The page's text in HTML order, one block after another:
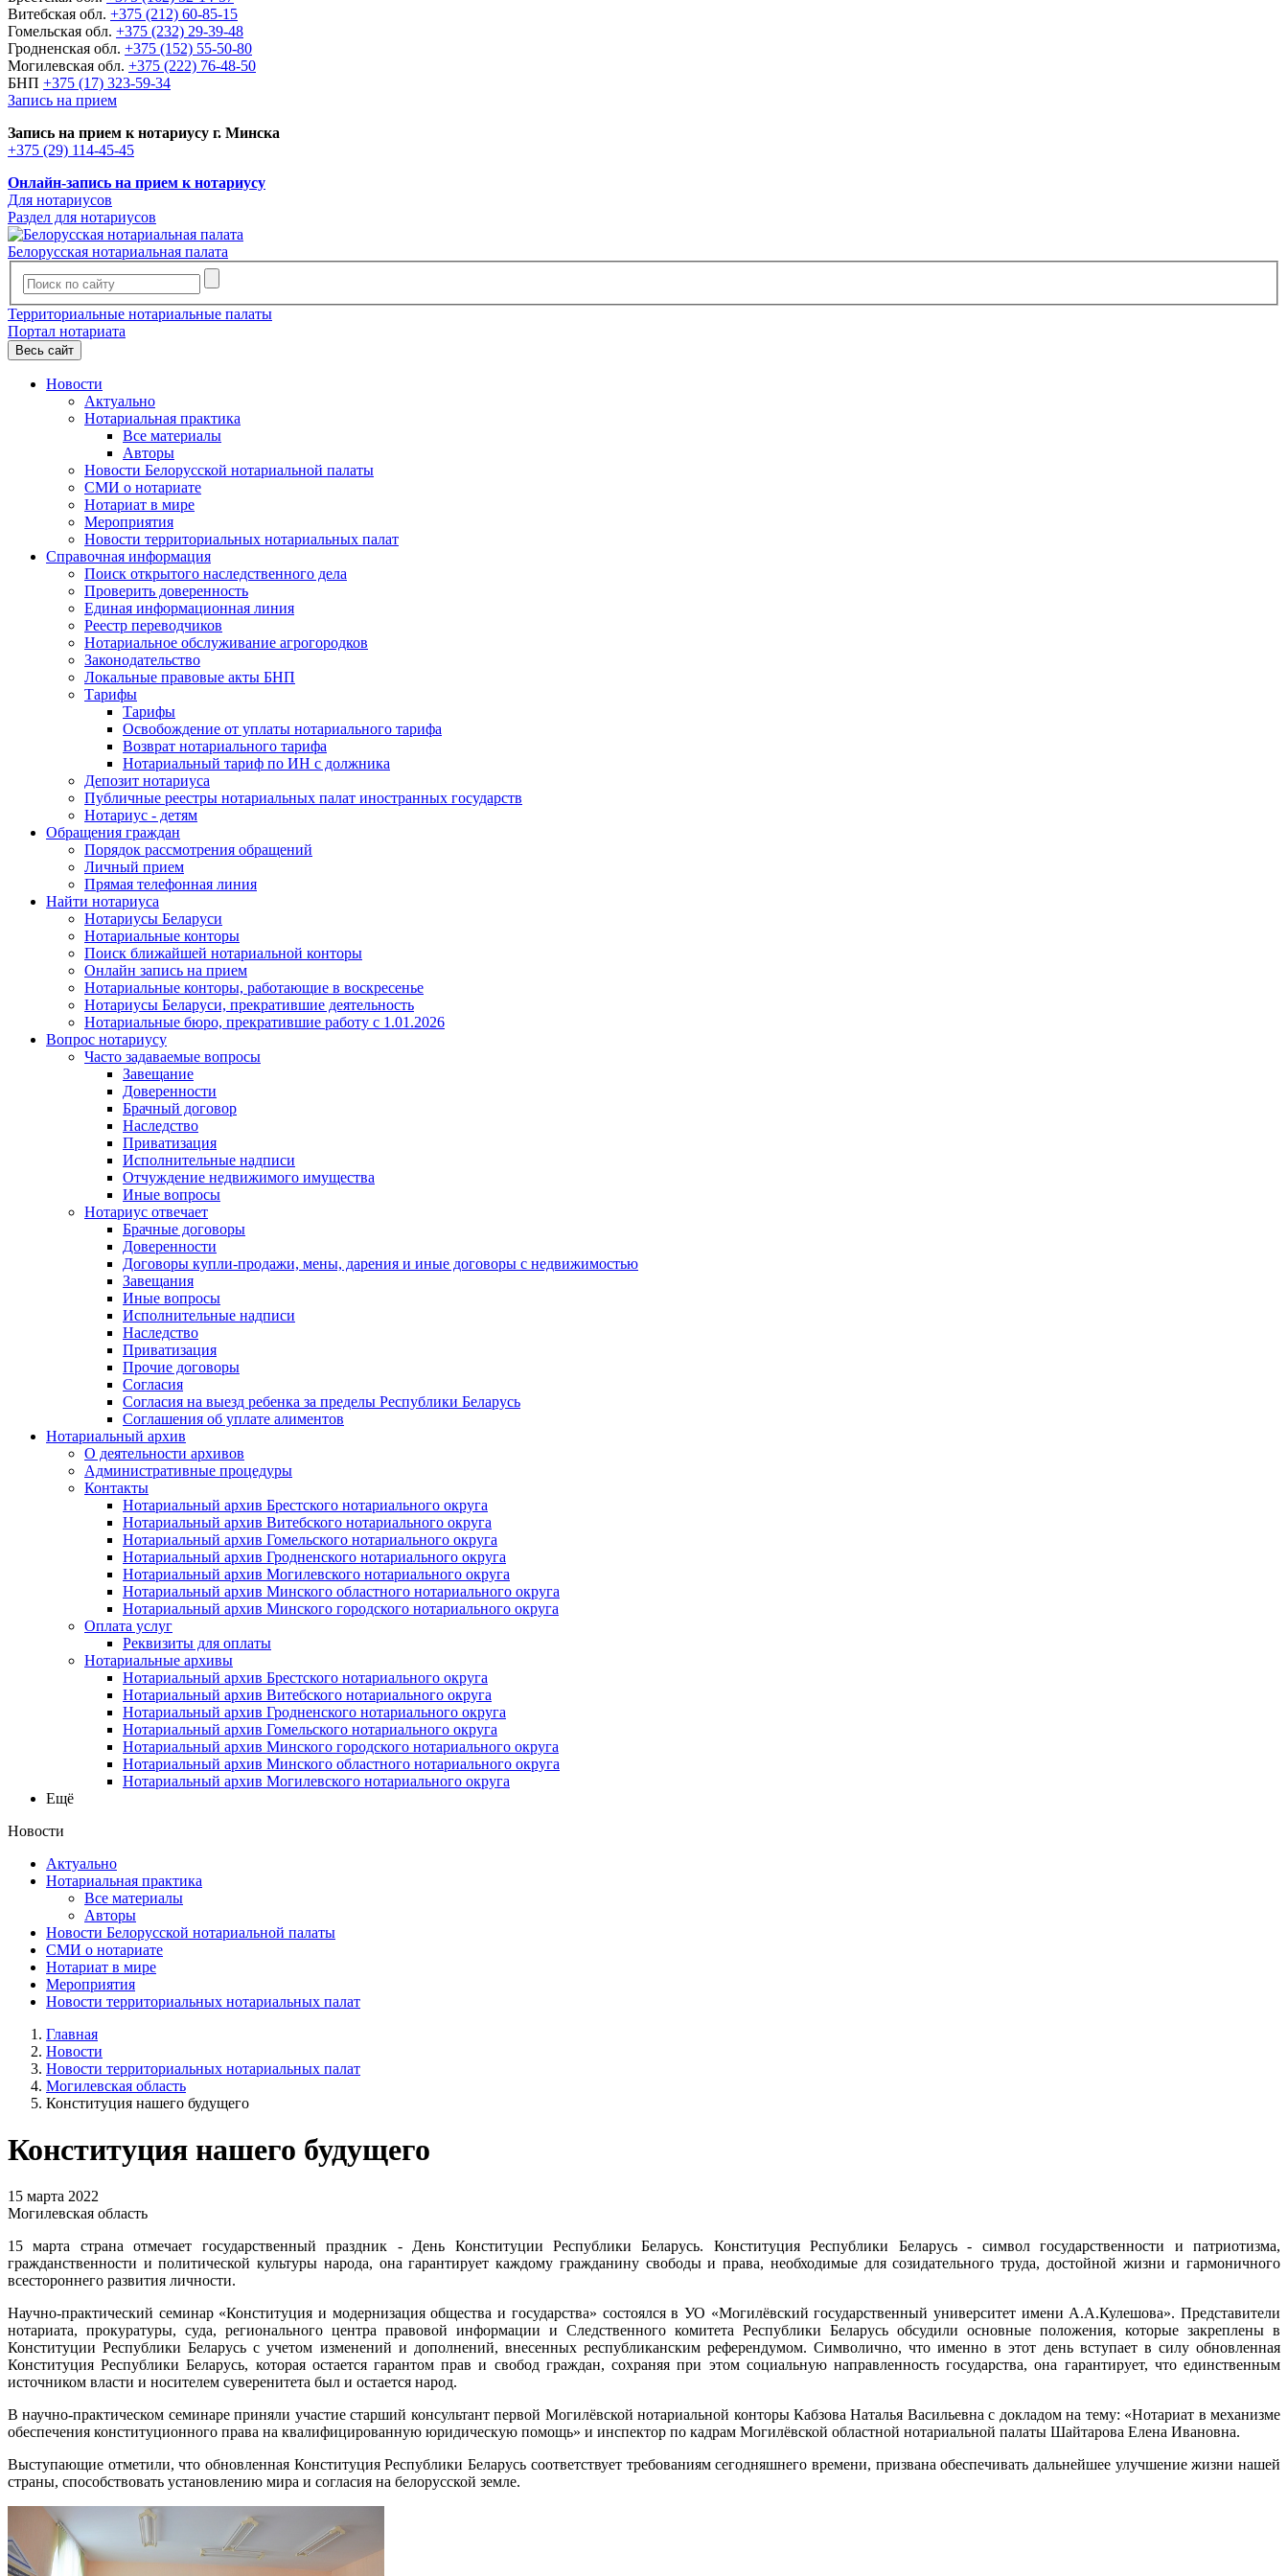
Витебская обл. +375 (212) 60-85-15
Гомельская обл. +375 (232) 29-39-48
Гродненская обл. +375 (152) 55-50-80
Могилевская обл. +375 (222) 76-48-50
БНП +375 (17) 323-59-34
Запись на прием
Запись на прием к нотариусу г. Минска
+375 (29) 114-45-45
Онлайн-запись на прием к нотариусу
Для нотариусов
Раздел для нотариусов
Белорусская нотариальная палата
Территориальные нотариальные палаты
Портал нотариата
Весь сайт
Новости
Актуально
Нотариальная практика
Все материалы
Авторы
Новости Белорусской нотариальной палаты
СМИ о нотариате
Нотариат в мире
Мероприятия
Новости территориальных нотариальных палат
Справочная информация
Поиск открытого наследственного дела
Проверить доверенность
Единая информационная линия
Реестр переводчиков
Нотариальное обслуживание агрогородков
Законодательство
Локальные правовые акты БНП
Тарифы
Тарифы
Освобождение от уплаты нотариального тарифа
Возврат нотариального тарифа
Нотариальный тариф по ИН с должника
Депозит нотариуса
Публичные реестры нотариальных палат иностранных государств
Нотариус - детям
Обращения граждан
Порядок рассмотрения обращений
Личный прием
Прямая телефонная линия
Найти нотариуса
Нотариусы Беларуси
Нотариальные конторы
Поиск ближайшей нотариальной конторы
Онлайн запись на прием
Нотариальные конторы, работающие в воскресенье
Нотариусы Беларуси, прекратившие деятельность
Нотариальные бюро, прекратившие работу с 1.01.2026
Вопрос нотариусу
Часто задаваемые вопросы
Завещание
Доверенности
Брачный договор
Наследство
Приватизация
Исполнительные надписи
Отчуждение недвижимого имущества
Иные вопросы
Нотариус отвечает
Брачные договоры
Доверенности
Договоры купли-продажи, мены, дарения и иные договоры с недвижимостью
Завещания
Иные вопросы
Исполнительные надписи
Наследство
Приватизация
Прочие договоры
Согласия
Согласия на выезд ребенка за пределы Республики Беларусь
Соглашения об уплате алиментов
Нотариальный архив
О деятельности архивов
Административные процедуры
Контакты
Нотариальный архив Брестского нотариального округа
Нотариальный архив Витебского нотариального округа
Нотариальный архив Гомельского нотариального округа
Нотариальный архив Гродненского нотариального округа
Нотариальный архив Могилевского нотариального округа
Нотариальный архив Минского областного нотариального округа
Нотариальный архив Минского городского нотариального округа
Оплата услуг
Реквизиты для оплаты
Нотариальные архивы
Нотариальный архив Брестского нотариального округа
Нотариальный архив Витебского нотариального округа
Нотариальный архив Гродненского нотариального округа
Нотариальный архив Гомельского нотариального округа
Нотариальный архив Минского городского нотариального округа
Нотариальный архив Минского областного нотариального округа
Нотариальный архив Могилевского нотариального округа
Ещё
Новости
Актуально
Нотариальная практика
Все материалы
Авторы
Новости Белорусской нотариальной палаты
СМИ о нотариате
Нотариат в мире
Мероприятия
Новости территориальных нотариальных палат
Главная
Новости
Новости территориальных нотариальных палат
Могилевская область
Конституция нашего будущего
Конституция нашего будущего
15 марта 2022
Могилевская область
15 марта страна отмечает государственный праздник - День Конституции Республики Беларусь. Конституция Республики Беларусь - символ государственности и патриотизма,
гражданственности и политической культуры народа, она гарантирует каждому гражданину свободы и права, необходимые для созидательного труда, достойной жизни и гармоничного
всестороннего развития личности.
Научно-практический семинар «Конституция и модернизация общества и государства» состоялся в УО «Могилёвский государственный университет имени А.А.Кулешова». Представители
нотариата, прокуратуры, суда, регионального центра правовой информации и Следственного комитета Республики Беларусь обсудили основные положения, которые закреплены в
Конституции Республики Беларусь с учетом изменений и дополнений, внесенных республиканским референдумом. Символично, что именно в этот день вступает в силу обновленная
Конституция Республики Беларусь, которая остается гарантом прав и свобод граждан, сохраняя при этом социальную направленность государства, она гарантирует, что единственным
источником власти и носителем суверенитета был и остается народ.
В научно-практическом семинаре приняли участие старший консультант первой Могилёвской нотариальной конторы Кабзова Наталья Васильевна с докладом на тему: «Нотариат в механизме
обеспечения конституционного права на квалифицированную юридическую помощь» и инспектор по кадрам Могилёвской областной нотариальной палаты Шайтарова Елена Ивановна.
Выступающие отметили, что обновленная Конституция Республики Беларусь соответствует требованиям сегодняшнего времени, призвана обеспечивать дальнейшее улучшение жизни нашей
страны, способствовать установлению мира и согласия на белорусской земле.